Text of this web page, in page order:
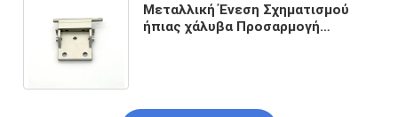
Μεταλλική Ένεση Σχηματισμού
ήπιας χάλυβα Προσαρμογή